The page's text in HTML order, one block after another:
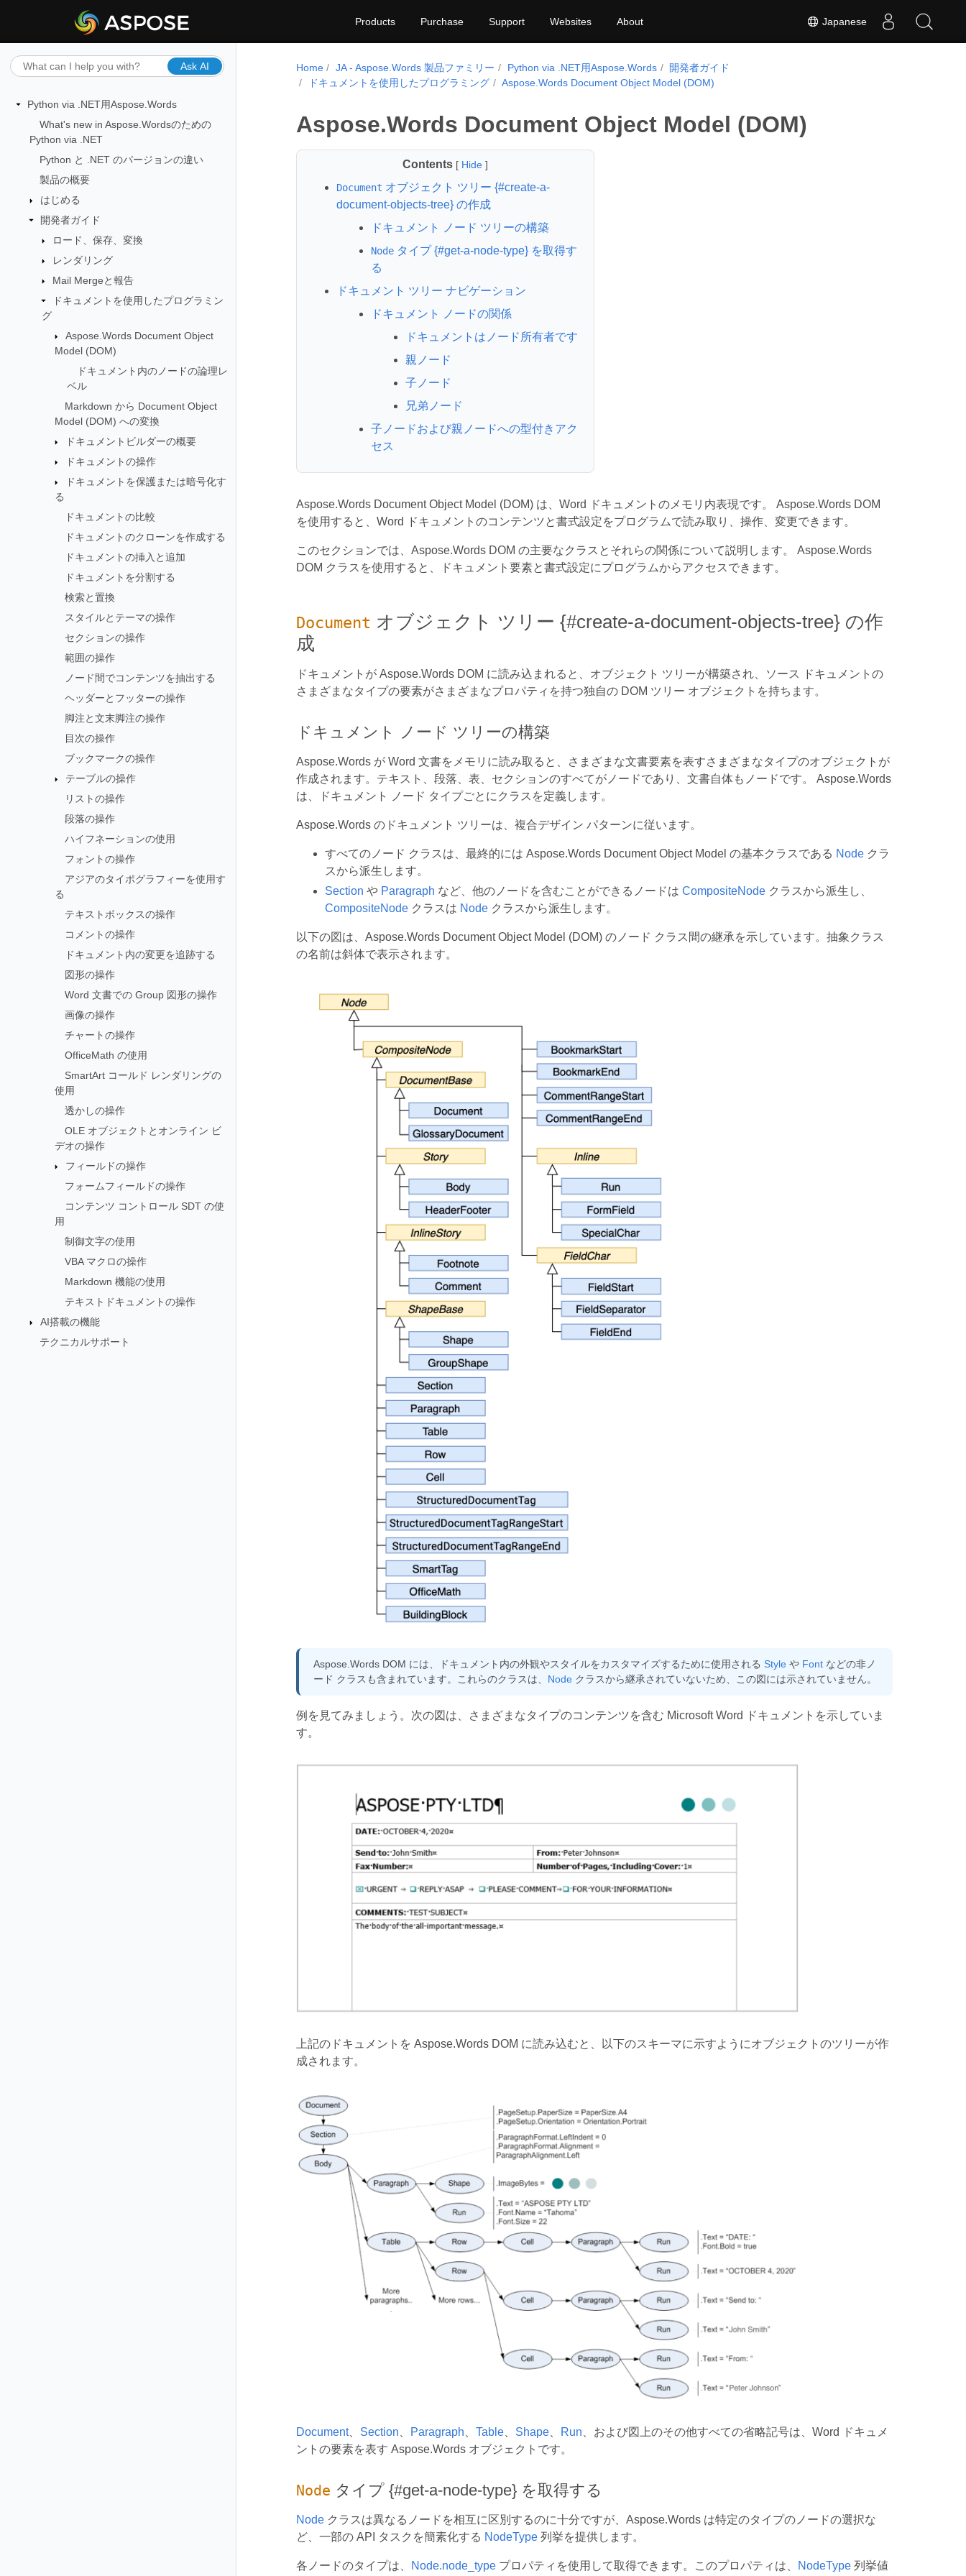
Japanese
Products Purchase Support Websites About
Ask AI
Python via .NET用Aspose.Words
What's new in Aspose.Wordsのための
Python via .NET
Python と .NET のバージョンの違い
製品の概要
はじめる
開発者ガイド
ロード、保存、変換
レンダリング
Mail Mergeと報告
ドキュメントを使用したプログラミン
グ
Aspose.Words Document Object
Model (DOM)
ドキュメント内のノードの論理レ
ベル
Markdown から Document Object
Model (DOM) への変換
ドキュメントビルダーの概要
ドキュメントの操作
ドキュメントを保護または暗号化す
る
ドキュメントの比較
ドキュメントのクローンを作成する
ドキュメントの挿入と追加
ドキュメントを分割する
検索と置換
スタイルとテーマの操作
セクションの操作
範囲の操作
ノード間でコンテンツを抽出する
ヘッダーとフッターの操作
脚注と文末脚注の操作
目次の操作
ブックマークの操作
テーブルの操作
リストの操作
段落の操作
ハイフネーションの使用
フォントの操作
アジアのタイポグラフィーを使用す
る
テキストボックスの操作
コメントの操作
ドキュメント内の変更を追跡する
図形の操作
Word 文書での Group 図形の操作
画像の操作
チャートの操作
OfficeMath の使用
SmartArt コールド レンダリングの
使用
透かしの操作
OLE オブジェクトとオンライン ビ
デオの操作
フィールドの操作
フォームフィールドの操作
コンテンツ コントロール SDT の使
用
制御文字の使用
VBA マクロの操作
Markdown 機能の使用
テキストドキュメントの操作
AI搭載の機能
テクニカルサポート
Home JA - Aspose.Words 製品ファミリー Python via .NET用Aspose.Words
開発者ガイド
ドキュメントを使用したプログラミング
Aspose.Words Document Object Model (DOM)
Aspose.Words Document Object Model (DOM)
Contents[ Hide ]
Document オブジェクト ツリー {#create-a-
document-objects-tree} の作成
ドキュメント ノード ツリーの構築
Nodeタイプ {#get-a-node-type} を取得す
る
ドキュメント ツリー ナビゲーション
ドキュメント ノードの関係
ドキュメントはノード所有者です
親ノード
子ノード
兄弟ノード
子ノードおよび親ノードへの型付きアク
セス
Aspose.Words Document Object Model (DOM) は、Word ドキュメントのメモリ内表現です。 Aspose.Words DOM
を使用すると、Word ドキュメントのコンテンツと書式設定をプログラムで読み取り、操作、変更できます。
このセクションでは、Aspose.Words DOM の主要なクラスとそれらの関係について説明します。 Aspose.Words
DOM クラスを使用すると、ドキュメント要素と書式設定にプログラムからアクセスできます。
Document オブジェクト ツリー {#create-a-document-objects-tree} の作
成
ドキュメントが Aspose.Words DOM に読み込まれると、オブジェクト ツリーが構築され、ソース ドキュメントの
さまざまなタイプの要素がさまざまなプロパティを持つ独自の DOM ツリー オブジェクトを持ちます。
ドキュメント ノード ツリーの構築
Aspose.Words が Word 文書をメモリに読み取ると、さまざまな文書要素を表すさまざまなタイプのオブジェクトが
作成されます。テキスト、段落、表、セクションのすべてがノードであり、文書自体もノードです。 Aspose.Words
は、ドキュメント ノード タイプごとにクラスを定義します。
Aspose.Words のドキュメント ツリーは、複合デザイン パターンに従います。
すべてのノード クラスは、最終的には Aspose.Words Document Object Model の基本クラスである Nodeクラ
スから派生します。
Section や Paragraph など、他のノードを含むことができるノードは CompositeNodeクラスから派生し、
CompositeNodeクラスは Nodeクラスから派生します。
以下の図は、Aspose.Words Document Object Model (DOM) のノード クラス間の継承を示しています。抽象クラス
の名前は斜体で表示されます。
Aspose.Words DOM には、ドキュメント内の外観やスタイルをカスタマイズするために使用される Style や Fontなどの非ノ
ード クラスも含まれています。これらのクラスは、 Node クラスから継承されていないため、この図には示されていません。
例を見てみましょう。次の図は、さまざまなタイプのコンテンツを含む Microsoft Word ドキュメントを示していま
す。
上記のドキュメントを Aspose.Words DOM に読み込むと、以下のスキーマに示すようにオブジェクトのツリーが作
成されます。
Document、 Section Paragraph Table、 Shape、 Run 、および図上のその他すべての省略記号は、Word ドキュメ
ントの要素を表す Aspose.Words オブジェクトです。
Node タイプ {#get-a-node-type} を取得する
Nodeクラスは異なるノードを相互に区別するのに十分ですが、Aspose.Words は特定のタイプのノードの選択な
ど、一部の API タスクを簡素化する NodeType列挙を提供します。
各ノードのタイプは、 Node.node_typeプロパティを使用して取得できます。このプロパティは、 NodeType列挙値